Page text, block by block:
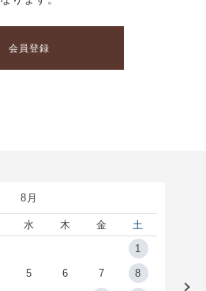
会員登録
8月
水 木 金
土
1
5 6 7 8